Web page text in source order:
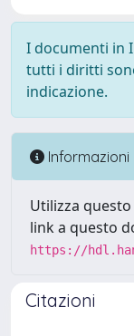
I documenti in
tutti i diritti
indicazione.
Informazioni
Utilizza
link a questo
https://
Citazioni